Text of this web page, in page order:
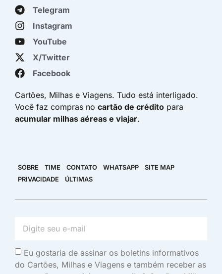
Telegram
Instagram
YouTube
X/Twitter
Facebook
Cartões, Milhas e Viagens. Tudo está interligado.
Você faz compras no cartão de crédito para
acumular milhas aéreas e viajar.
SOBRE TIME CONTATO WHATSAPP
SITE MAP
PRIVACIDADE
ÚLTIMAS
Eu gostaria de assinar os boletins informativos
do Cartões, Milhas e Viagens e também receber as